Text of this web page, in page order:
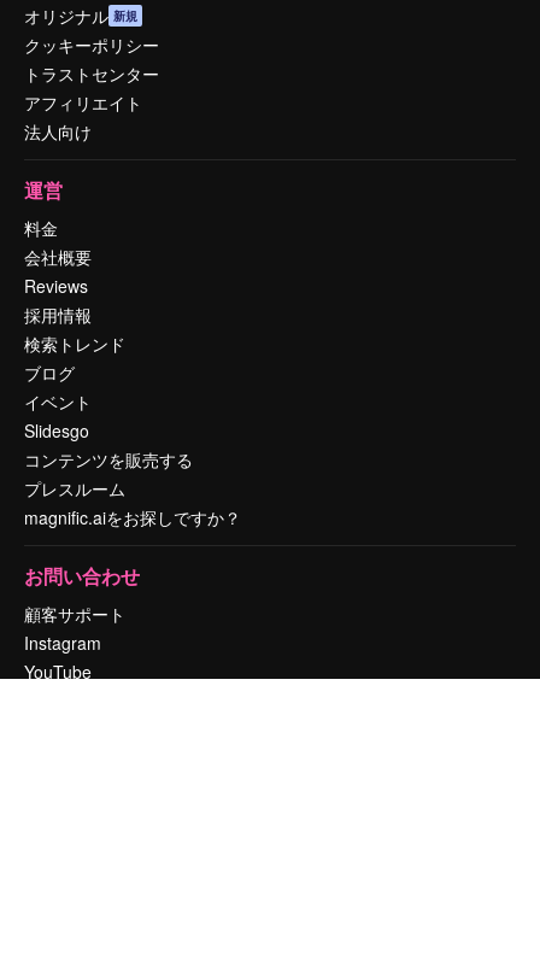
オリジナル 新規
クッキーポリシー
トラストセンター
アフィリエイト
法人向け
運営
料金
会社概要
Reviews
採用情報
検索トレンド
ブログ
イベント
Slidesgo
コンテンツを販売する
プレスルーム
magnific.aiをお探しですか？
お問い合わせ
顧客サポート
Instagram
YouTube